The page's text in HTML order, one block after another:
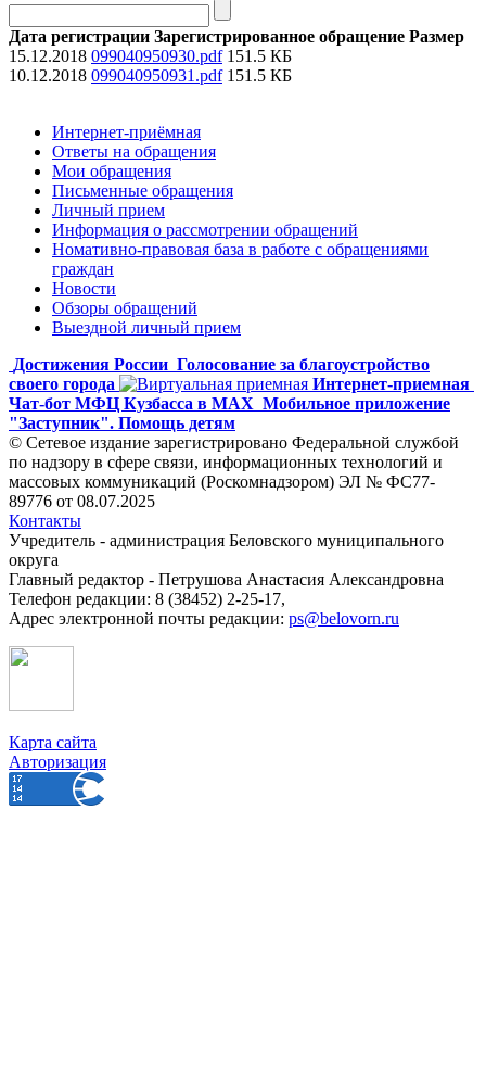
Дата регистрации Зарегистрированное обращение Размер
15.12.2018 099040950930.pdf 151.5 КБ
10.12.2018 099040950931.pdf 151.5 КБ
Интернет-приёмная
Ответы на обращения
Мои обращения
Письменные обращения
Личный прием
Информация о рассмотрении обращений
Номативно-правовая база в работе с обращениями
граждан
Новости
Обзоры обращений
Выездной личный прием
Достижения России Голосование за благоустройство
своего города
Интернет-приемная
Чат-бот МФЦ Кузбасса в MAX Мобильное приложение
"Заступник". Помощь детям
© Сетевое издание зарегистрировано Федеральной службой
по надзору в сфере связи, информационных технологий и
массовых коммуникаций (Роскомнадзором) ЭЛ № ФС77-
89776 от 08.07.2025
Контакты
Учредитель - администрация Беловского муниципального
округа
Главный редактор - Петрушова Анастасия Александровна
Телефон редакции: 8 (38452) 2-25-17,
Адрес электронной почты редакции: ps@belovorn.ru
Карта сайта
Авторизация